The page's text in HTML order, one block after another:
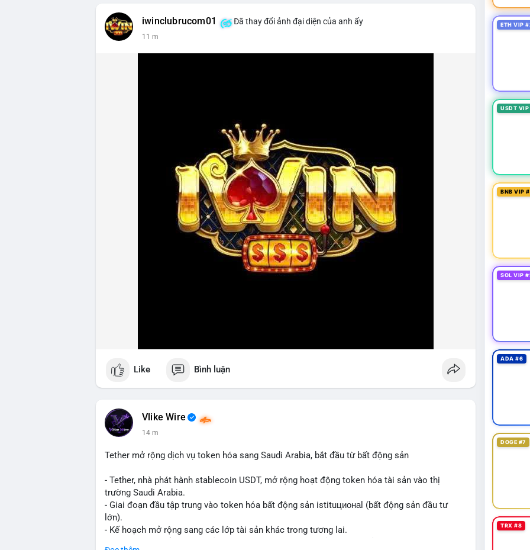
iwinclubrucom01 Đã thay đổi ảnh đại diện của anh ấy
11 m
Like Bình luận
Vlike Wire
14 m
Tether mở rộng dịch vụ token hóa sang Saudi Arabia, bắt đầu từ bất động sản
- Tether, nhà phát hành stablecoin USDT, mở rộng hoạt động token hóa tài sản vào thị
trường Saudi Arabia.
- Giai đoạn đầu tập trung vào token hóa bất động sản istituционаl (bất động sản đầu tư
lớn).
- Kế hoạch mở rộng sang các lớp tài sản khác trong tương lai.
ETH VIP
USDT
BNB VIP
SOL VIP
ADA #6
DOGE #7
TRX #8